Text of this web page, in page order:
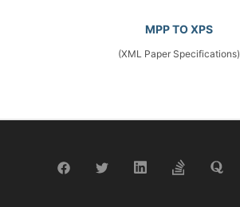
MPP TO XPS
(XML Paper Specifications)